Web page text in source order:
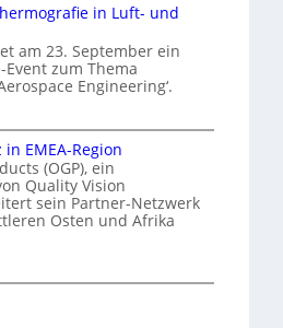
in Luft- und
am 23. September ein
zum Thema
Engineering‘.
EMEA-Region
(OGP), ein
Quality Vision
sein Partner-Netzwerk
Osten und Afrika